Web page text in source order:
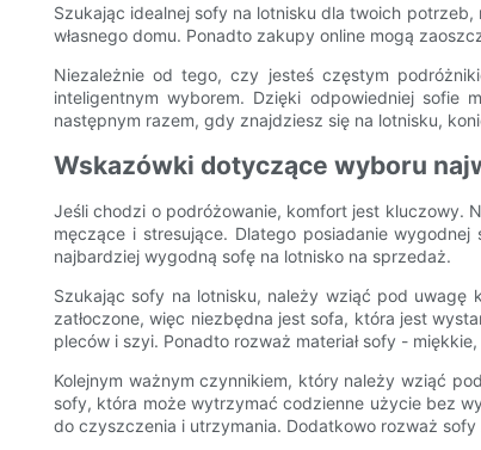
Szukając idealnej sofy na lotnisku dla twoich
własnego domu. Ponadto zakupy online mogą
Niezależnie od tego, czy jesteś częstym
inteligentnym wyborem. Dzięki odpowiedniej sofie
następnym razem, gdy znajdziesz się na lotnisku,
Wskazówki dotyczące wyboru
Jeśli chodzi o podróżowanie, komfort jest kluczowy.
męczące i stresujące. Dlatego posiadanie
najbardziej wygodną sofę na lotnisko na sprzedaż.
Szukając sofy na lotnisku, należy wziąć pod uwagę
zatłoczone, więc niezbędna jest sofa, która jest
pleców i szyi. Ponadto rozważ materiał sofy -
Kolejnym ważnym czynnikiem, który należy wziąć
sofy, która może wytrzymać codzienne użycie bez
do czyszczenia i utrzymania. Dodatkowo rozważ